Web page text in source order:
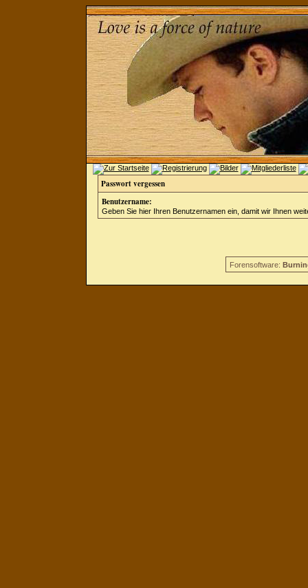
Passwort vergessen
Benutzername:
Geben Sie hier Ihren Benutzernamen ein, damit wir Ihnen
Forensoftware: